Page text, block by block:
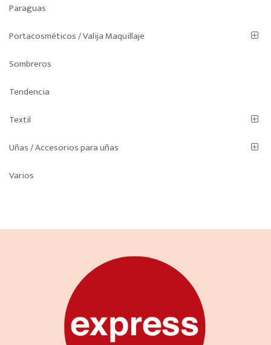
Paraguas
Portacosméticos / Valija Maquillaje
Sombreros
Tendencia
Textil
Uñas / Accesorios para uñas
Varios